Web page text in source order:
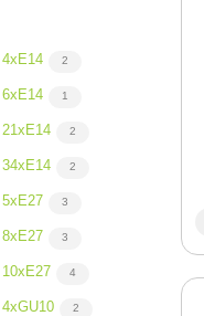
4xE14 2
6xE14 1
21xE14 2
34xE14 2
5xE27 3
8xE27 3
10xE27 4
4xGU10 2